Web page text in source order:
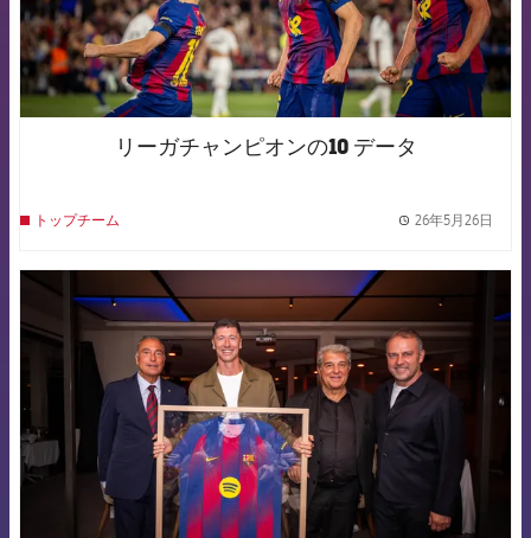
リーガチャンピオンの10 データ
トップチーム 26年5月26日
FCB Barcelona badge